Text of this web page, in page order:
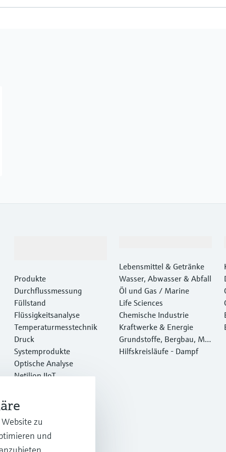
Produkte
Durchflussmessung
Füllstand
Flüssigkeitsanalyse
Temperaturmesstechnik
Druck
Systemprodukte
Optische Analyse
Netilion IIoT
Online Tools
Dienstleistungen
Lebensmittel & Getränke
Wasser, Abwasser & Abfall
Öl und Gas / Marine
Life Sciences
Chemische Industrie
Kraftwerke & Energie
Grundstoffe, Bergbau, Met
alle
Hilfskreisläufe - Dampf
zu
und